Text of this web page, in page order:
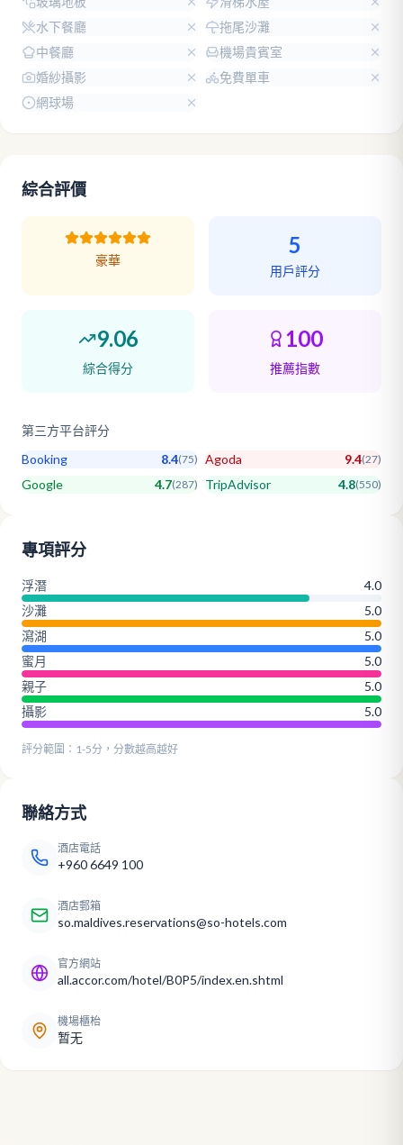
水下餐廳
拖尾沙灘
中餐廳
機場貴賓室
婚紗攝影
免費單車
網球場
綜合評價
豪華
5
用戶評分
9.06
綜合得分
100
推薦指數
第三方平台評分
Booking 8.4(75) Agoda 9.4(27)
Google 4.7(287) TripAdvisor 4.8(550)
專項評分
浮潛
4.0
沙灘
5.0
瀉湖
5.0
蜜月
5.0
親子
5.0
攝影
5.0
評分範圍：1-5分，分數越高越好
聯絡方式
酒店電話
+960 6649 100
酒店郵箱
so.maldives.reservations@so-hotels.com
官方網站
all.accor.com/hotel/B0P5/index.en.shtml
機場櫃枱
暂无